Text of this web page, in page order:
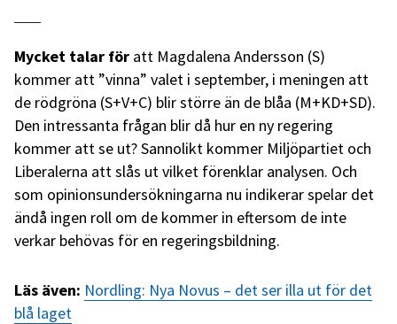
Mycket talar för att Magdalena Andersson (S)
kommer att ”vinna” valet i september, i meningen att
de rödgröna (S+V+C) blir större än de blåa (M+KD+SD).
Den intressanta frågan blir då hur en ny regering
kommer att se ut? Sannolikt kommer Miljöpartiet och
Liberalerna att slås ut vilket förenklar analysen. Och
som opinionsundersökningarna nu indikerar spelar det
ändå ingen roll om de kommer in eftersom de inte
verkar behövas för en regeringsbildning.
Läs även: Nordling: Nya Novus – det ser illa ut för det
blå laget